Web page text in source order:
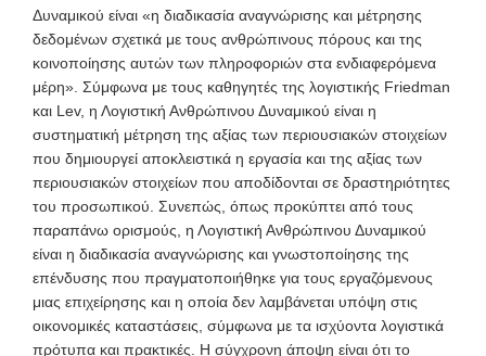
Δυναμικού είναι «η διαδικασία αναγνώρισης και μέτρησης
δεδομένων σχετικά με τους ανθρώπινους πόρους και της
κοινοποίησης αυτών των πληροφοριών στα ενδιαφερόμενα
μέρη». Σύμφωνα με τους καθηγητές της λογιστικής Friedman
και Lev, η Λογιστική Ανθρώπινου Δυναμικού είναι η
συστηματική μέτρηση της αξίας των περιουσιακών στοιχείων
που δημιουργεί αποκλειστικά η εργασία και της αξίας των
περιουσιακών στοιχείων που αποδίδονται σε δραστηριότητες
του προσωπικού. Συνεπώς, όπως προκύπτει από τους
παραπάνω ορισμούς, η Λογιστική Ανθρώπινου Δυναμικού
είναι η διαδικασία αναγνώρισης και γνωστοποίησης της
επένδυσης που πραγματοποιήθηκε για τους εργαζόμενους
μιας επιχείρησης και η οποία δεν λαμβάνεται υπόψη στις
οικονομικές καταστάσεις, σύμφωνα με τα ισχύοντα λογιστικά
πρότυπα και πρακτικές. Η σύγχρονη άποψη είναι ότι το